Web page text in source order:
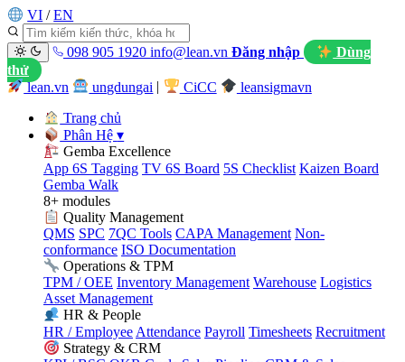
VI / EN
098 905 1920 info@lean.vn Đăng nhập
Dùng
thử
lean.vn
ungdungai CiCC leansigmavn
Trang chủ
Phân Hệ▾
Gemba Excellence
App 6S Tagging TV 6S Board 5S Checklist Kaizen Board
Gemba Walk
8+ modules
Quality Management
QMS SPC 7QC Tools CAPA Management Non-
conformance ISO Documentation
Operations & TPM
TPM / OEE Inventory Management Warehouse Logistics
Asset Management
HR & People
HR / Employee Attendance Payroll Timesheets Recruitment
Strategy & CRM